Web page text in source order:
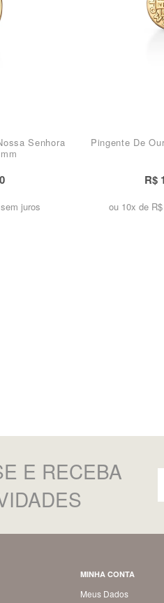
Senhora
juros
Pingente De
R$
ou 10x de
E RECEBA
MINHA CONTA
Meus Dados